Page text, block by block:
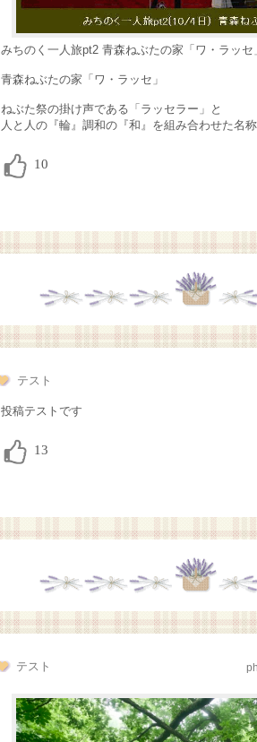
みちのく一人旅pt2 青森ねぶたの家「ワ・ラッセ
青森ねぶたの家「ワ・ラッセ」
ねぶた祭の掛け声である「ラッセラー」と
人と人の『輪』調和の『和』を組み合わせた名称
テスト
投稿テストです
テスト